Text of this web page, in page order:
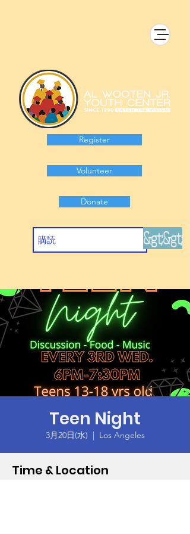
Register
Volunteer
Donate
&gt;&gt;
Teen Night
3月20日(水)
  |
Los Angeles
Time & Location